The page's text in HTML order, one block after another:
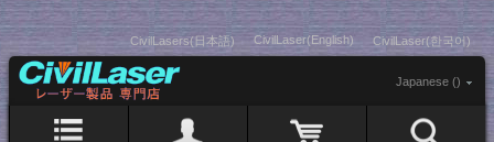
CivilLasers(日本語) CivilLaser(English) CivilLaser(한국어)
Japanese ()